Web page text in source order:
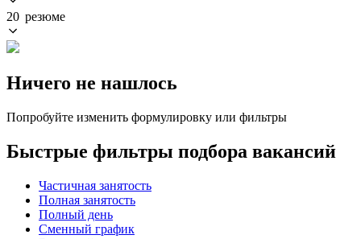
20 резюме
Ничего не нашлось
Попробуйте изменить формулировку или фильтры
Быстрые фильтры подбора вакансий
Частичная занятость
Полная занятость
Полный день
Сменный график